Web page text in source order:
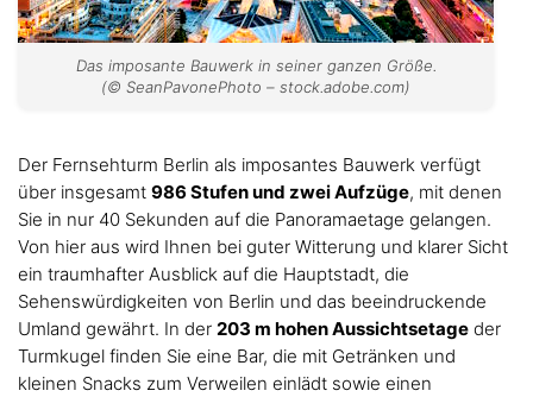
Das imposante Bauwerk in seiner ganzen Größe.
(© SeanPavonePhoto – stock.adobe.com)
Der Fernsehturm Berlin als imposantes Bauwerk verfügt
über insgesamt 986 Stufen und zwei Aufzüge, mit denen
Sie in nur 40 Sekunden auf die Panoramaetage gelangen.
Von hier aus wird Ihnen bei guter Witterung und klarer Sicht
ein traumhafter Ausblick auf die Hauptstadt, die
Sehenswürdigkeiten von Berlin und das beeindruckende
Umland gewährt. In der 203 m hohen Aussichtsetage der
Turmkugel finden Sie eine Bar, die mit Getränken und
kleinen Snacks zum Verweilen einlädt sowie einen